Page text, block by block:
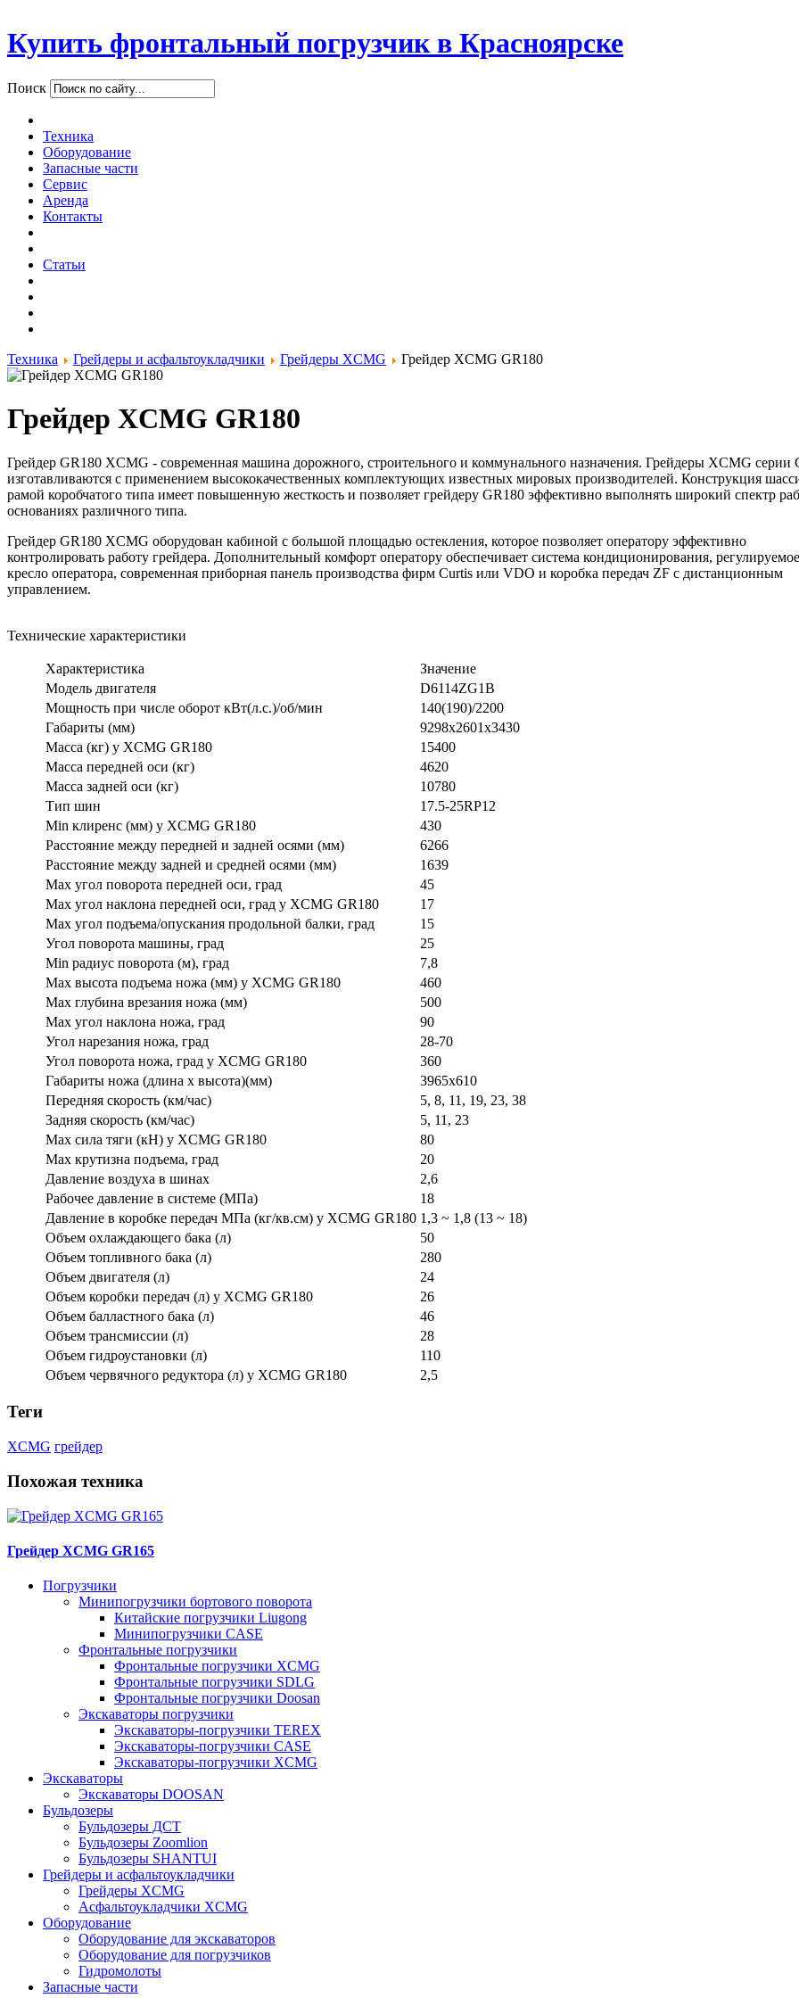
Купить фронтальный погрузчик в Красноярске
Поиск
Техника
Оборудование
Запасные части
Сервис
Аренда
Контакты
Статьи
Техника Грейдеры и асфальтоукладчики Грейдеры XCMG Грейдер XCMG GR180
Грейдер XCMG GR180
Грейдер GR180 XCMG - современная машина дорожного, строительного и коммунального назначения. Грейдеры XCMG серии
изготавливаются с применением высококачественных комплектующих известных мировых производителей. Конструкция
рамой коробчатого типа имеет повышенную жесткость и позволяет грейдеру GR180 эффективно выполнять широкий спектр
основаниях различного типа.
Грейдер GR180 XCMG оборудован кабиной с большой площадью остекления, которое позволяет оператору эффективно
контролировать работу грейдера. Дополнительный комфорт оператору обеспечивает система кондиционирования, регулируемое
кресло оператора, современная приборная панель производства фирм Curtis или VDO и коробка передач ZF с дистанционным
управлением.
Технические характеристики
Характеристика
Значение
Модель двигателя
D6114ZG1B
Мощность при числе оборот кВт(л.с.)/об/мин
140(190)/2200
Габариты (мм)
9298x2601x3430
Масса (кг) у XCMG GR180
15400
Масса передней оси (кг)
4620
Масса задней оси (кг)
10780
Тип шин
17.5-25RP12
Min клиренс (мм) у XCMG GR180
430
Расстояние между передней и задней осями (мм)
6266
Расстояние между задней и средней осями (мм)
1639
Max угол поворота передней оси, град
45
Max угол наклона передней оси, град у XCMG GR180
17
Max угол подъема/опускания продольной балки, град
15
Угол поворота машины, град
25
Min радиус поворота (м), град
7,8
Max высота подъема ножа (мм) у XCMG GR180
460
Max глубина врезания ножа (мм)
500
Max угол наклона ножа, град
90
Угол нарезания ножа, град
28-70
Угол поворота ножа, град у XCMG GR180
360
Габариты ножа (длина х высота)(мм)
3965x610
Передняя скорость (км/час)
5, 8, 11, 19, 23, 38
Задняя скорость (км/час)
5, 11, 23
Max сила тяги (кН) у XCMG GR180
80
Max крутизна подъема, град
20
Давление воздуха в шинах
2,6
Рабочее давление в системе (МПа)
18
Давление в коробке передач МПа (кг/кв.см) у XCMG GR180 1,3 ~ 1,8 (13 ~ 18)
Объем охлаждающего бака (л)
50
Объем топливного бака (л)
280
Объем двигателя (л)
24
Объем коробки передач (л) у XCMG GR180
26
Объем балластного бака (л)
46
Объем трансмиссии (л)
28
Объем гидроустановки (л)
110
Объем червячного редуктора (л) у XCMG GR180
2,5
Теги
XCMG грейдер
Похожая техника
Грейдер XCMG GR165
Погрузчики
Минипогрузчики бортового поворота
Китайские погрузчики Liugong
Минипогрузчики CASE
Фронтальные погрузчики
Фронтальные погрузчики XCMG
Фронтальные погрузчики SDLG
Фронтальные погрузчики Doosan
Экскаваторы погрузчики
Экскаваторы-погрузчики TEREX
Экскаваторы-погрузчики CASE
Экскаваторы-погрузчики XCMG
Экскаваторы
Экскаваторы DOOSAN
Бульдозеры
Бульдозеры ДСТ
Бульдозеры Zoomlion
Бульдозеры SHANTUI
Грейдеры и асфальтоукладчики
Грейдеры XCMG
Асфальтоукладчики XCMG
Оборудование
Оборудование для экскаваторов
Оборудование для погрузчиков
Гидромолоты
Запасные части